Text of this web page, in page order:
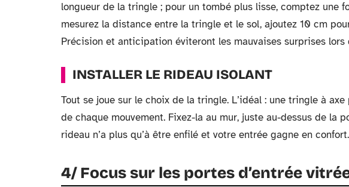
longueur de la tringle ; pour un tombé plus lisse, comptez une
mesurez la distance entre la tringle et le sol, ajoutez 10 cm
Précision et anticipation éviteront les mauvaises surprises lors
INSTALLER LE RIDEAU ISOLANT
Tout se joue sur le choix de la tringle. L’idéal : une tringle à
de chaque mouvement. Fixez-la au mur, juste au-dessus de la
rideau n’a plus qu’à être enfilé et votre entrée gagne en confort.
4/ Focus sur les portes d’entrée